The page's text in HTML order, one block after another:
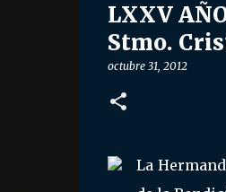
LXXV
Stmo.
octubre 31, 2012
La